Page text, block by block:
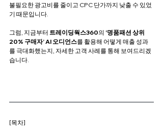
불필요한 광고비를 줄이고 CPC 단가까지 낮출 수 있었
기 때문입니다.
그럼, 지금부터 트레이딩웍스360의 ‘명품패션 상위
20% 구매자’AI 오디언스를 활용해 어떻게 매출 성과
를 극대화했는지, 자세한 고객 사례를 통해 보여드리겠
습니다.
[목차]